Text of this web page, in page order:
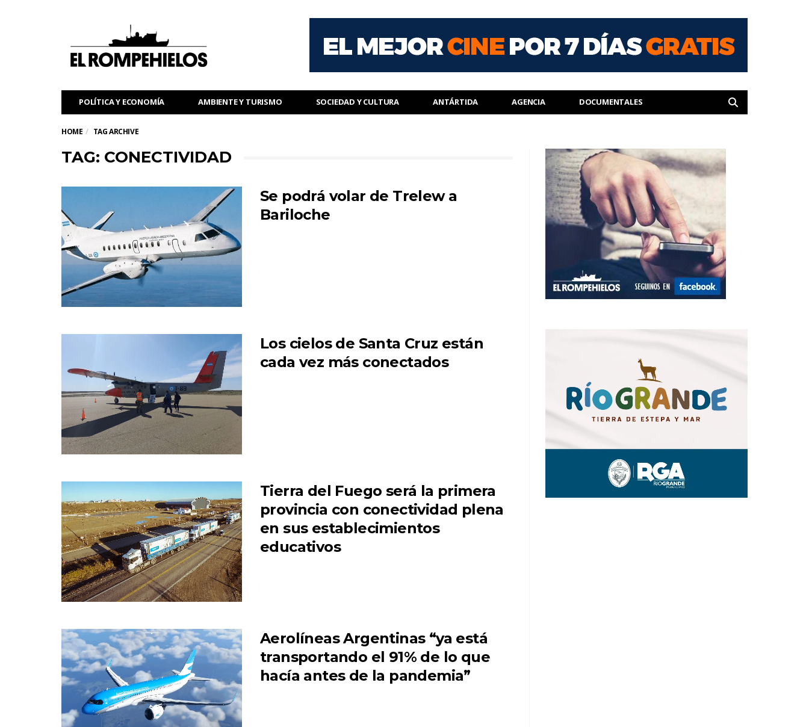
POLÍTICA Y ECONOMÍA AMBIENTE Y TURISMO SOCIEDAD Y CULTURA ANTÁRTIDA AGENCIA DOCUMENTALES
HOME TAG ARCHIVE
TAG: CONECTIVIDAD
Se podrá volar de Trelew a
Bariloche
Los cielos de Santa Cruz están
cada vez más conectados
Tierra del Fuego será la primera
provincia con conectividad plena
en sus establecimientos
educativos
Aerolíneas Argentinas “ya está
transportando el 91% de lo que
hacía antes de la pandemia”